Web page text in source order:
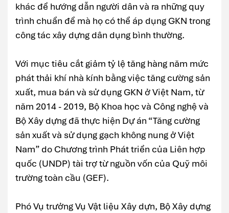
khác để hướng dẫn người dân và ra những quy
trình chuẩn để mà họ có thể áp dụng GKN trong
công tác xây dựng dân dụng bình thường.
Với mục tiêu cắt giảm tỷ lệ tăng hàng năm mức
phát thải khí nhà kính bằng việc tăng cường sản
xuất, mua bán và sử dụng GKN ở Việt Nam, từ
năm 2014 - 2019, Bộ Khoa học và Công nghệ và
Bộ Xây dựng đã thực hiện Dự án “Tăng cường
sản xuất và sử dụng gạch không nung ở Việt
Nam” do Chương trình Phát triển của Liên hợp
quốc (UNDP) tài trợ từ nguồn vốn của Quỹ môi
trường toàn cầu (GEF).
Phó Vụ trưởng Vụ Vật liệu Xây dựn, Bộ Xây dựng